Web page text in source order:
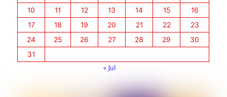
10
11 12 13 14 15
16
17
18 19 20 21 22
23
24
25 26 27 28 29
30
31
« Jul